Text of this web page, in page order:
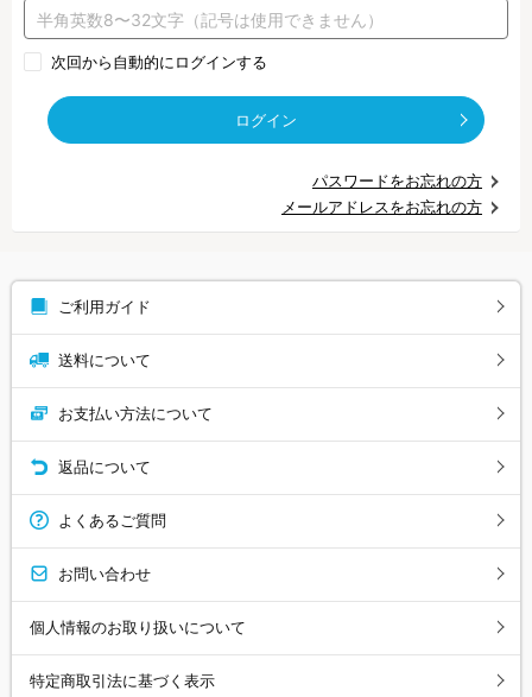
次回から自動的にログインする
ログイン
パスワードをお忘れの方
メールアドレスをお忘れの方
ご利用ガイド
送料について
お支払い方法について
返品について
よくあるご質問
お問い合わせ
個人情報のお取り扱いについて
特定商取引法に基づく表示